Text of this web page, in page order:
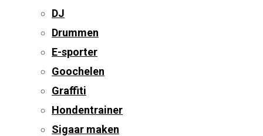
DJ
Drummen
E-sporter
Goochelen
Graffiti
Hondentrainer
Sigaar maken